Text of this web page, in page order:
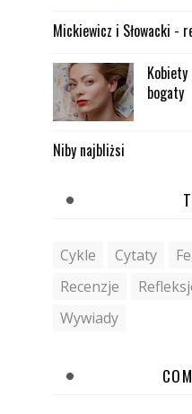
Mickiewicz i Słowacki -
bogaty
Niby najbliżsi
Cykle Cytaty
Recenzje
Wywiady